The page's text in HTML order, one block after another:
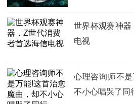
世界杯观赛神
电视
心理咨询师不
不小心唱哭了同